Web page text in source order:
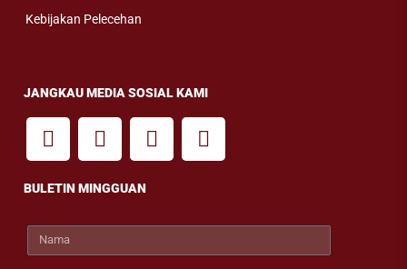
Kebijakan Pelecehan
JANGKAU MEDIA SOSIAL KAMI
BULETIN MINGGUAN